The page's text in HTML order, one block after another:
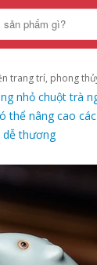
trang trí, phong
nhỏ chuột trà
thể nâng cao
dễ thương